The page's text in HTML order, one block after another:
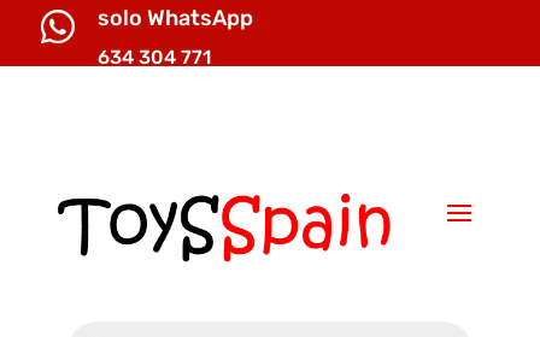
 solo WhatsApp
634 304 771